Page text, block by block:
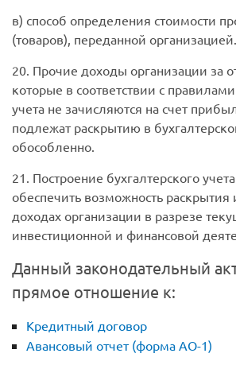
в) способ определения стоимости
(товаров), переданной организацией.
20. Прочие доходы организации за
которые в соответствии с
учета не зачисляются на счет
подлежат раскрытию в
обособленно.
21. Построение бухгалтерского
обеспечить возможность
доходах организации в разрезе
инвестиционной и финансовой
Данный законодательный
прямое отношение к:
Кредитный договор
Авансовый отчет (форма АО-1)